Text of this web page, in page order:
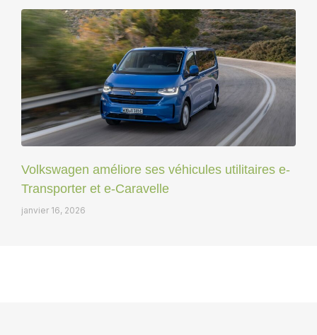
Volkswagen améliore ses véhicules utilitaires e-
Transporter et e-Caravelle
janvier 16, 2026